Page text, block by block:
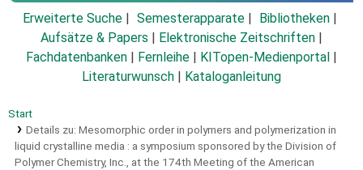
Erweiterte Suche Semesterapparate
Bibliotheken
Aufsätze & Papers
Elektronische Zeitschriften
Fachdatenbanken
Fernleihe KITopen-Medienportal
Literaturwunsch
Kataloganleitung
Start
Details zu: Mesomorphic order in polymers and polymerization in
liquid crystalline media : a symposium sponsored by the Division of
Polymer Chemistry, Inc., at the 174th Meeting of the American